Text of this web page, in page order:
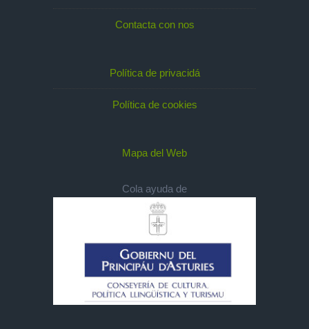
Contacta con nos
Política de privacidá
Política de cookies
Mapa del Web
Cola ayuda de